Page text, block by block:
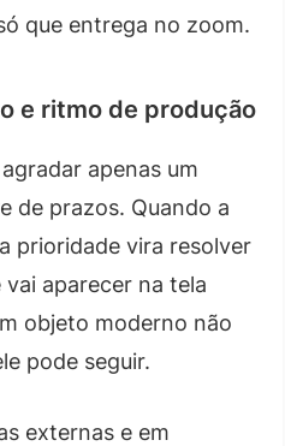
que entrega no zoom.
e ritmo de produção
apenas um
de prazos. Quando a
prioridade vira resolver
aparecer na tela
objeto moderno não
pode seguir.
externas e em